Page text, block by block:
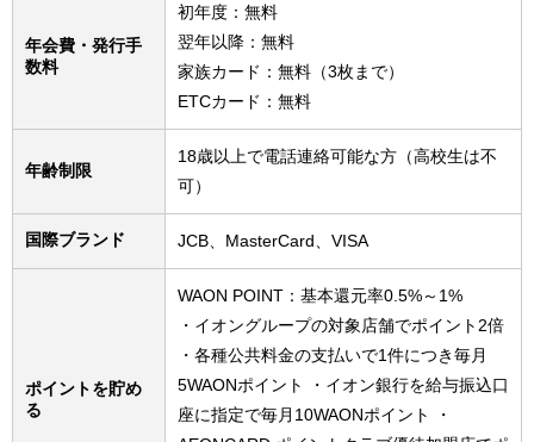
年会費・発行手
数料
初年度：無料
翌年以降：無料
家族カード：無料（3枚まで）
ETCカード：無料
年齢制限
18歳以上で電話連絡可能な方（高校生は不
可）
国際ブランド JCB、MasterCard、VISA
ポイントを貯め
る
WAON POINT：基本還元率0.5%～1%
・イオングループの対象店舗でポイント2倍
・各種公共料金の支払いで1件につき毎月
5WAONポイント ・イオン銀行を給与振込口
座に指定で毎月10WAONポイント ・